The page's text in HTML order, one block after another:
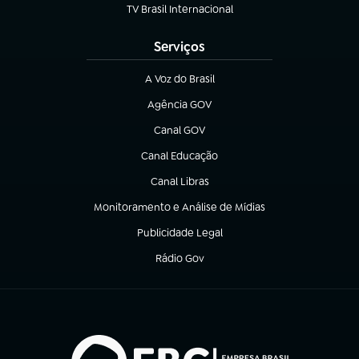
TV Brasil Internacional
(abre em nova aba)
Serviços
A Voz do Brasil
(abre em nova aba)
Agência GOV
(abre em nova aba)
Canal GOV
(abre em nova aba)
Canal Educação
(abre em nova aba)
Canal Libras
(abre em nova aba)
Monitoramento e Análise de Mídias
(abre em nova aba)
Publicidade Legal
(abre em nova aba)
Rádio Gov
(abre em nova aba)